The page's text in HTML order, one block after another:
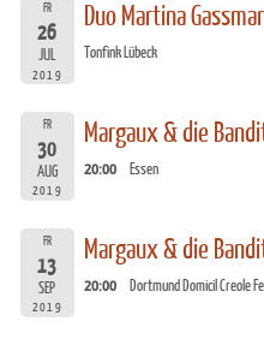
FR
26
JUL
2019
Duo Martina
Tonfink Lübeck
FR
30
AUG
2019
Margaux & die
20:00 Essen
FR
13
SEP
2019
Margaux & die
20:00 Dortmund Domicil Creole